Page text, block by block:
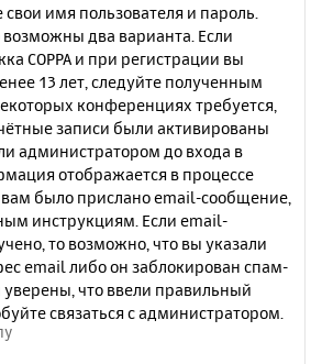
имя пользователя и пароль.
возможны два варианта. Если
COPPA и при регистрации вы
13 лет, следуйте полученным
конференциях требуется,
записи были активированы
администратором до входа в
отображается в процессе
вам было прислано email-сообщение,
инструкциям. Если email-
то возможно, что вы указали
email либо он заблокирован спам-
что ввели правильный
связаться с администратором.